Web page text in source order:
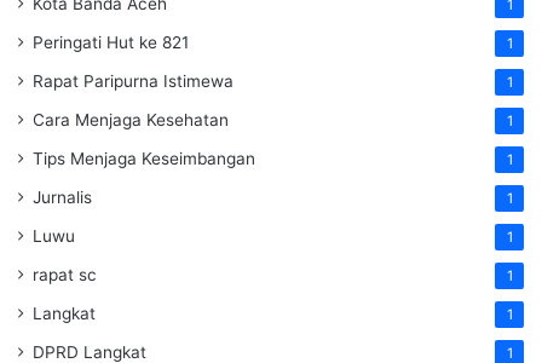
1
Peringati Hut ke 821 1
Rapat Paripurna Istimewa 1
Cara Menjaga Kesehatan 1
Tips Menjaga Keseimbangan 1
Jurnalis 1
Luwu 1
rapat sc 1
Langkat 1
DPRD Langkat 1